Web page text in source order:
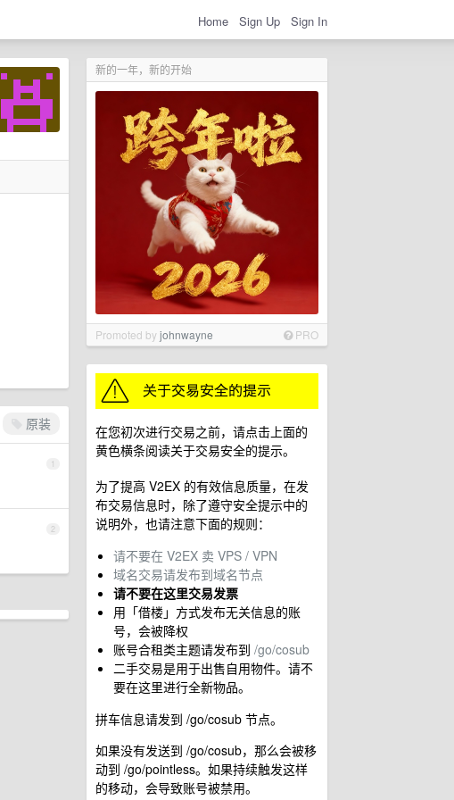
Home Sign Up Sign In
新的一年，新的开始
Promoted byjohnwayne PRO
在您初次进行交易之前，请点击上面的
黄色横条阅读关于交易安全的提示。
为了提高 V2EX 的有效信息质量，在发
布交易信息时，除了遵守安全提示中的
说明外，也请注意下面的规则：
请不要在 V2EX 卖 VPS / VPN
域名交易请发布到域名节点
请不要在这里交易发票
用「借楼」方式发布无关信息的账
号，会被降权
账号合租类主题请发布到 /go/cosub
二手交易是用于出售自用物件。请不
要在这里进行全新物品。
拼车信息请发到 /go/cosub 节点。
如果没有发送到 /go/cosub，那么会被移
动到 /go/pointless。如果持续触发这样
的移动，会导致账号被禁用。
原装
1
2